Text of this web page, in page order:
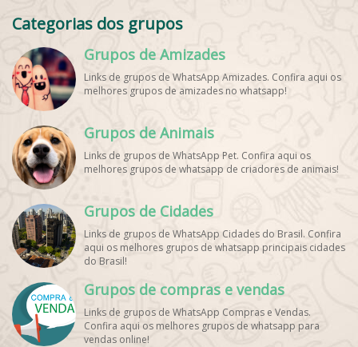
Categorias dos grupos
Grupos de Amizades
Links de grupos de WhatsApp Amizades. Confira aqui os
melhores grupos de amizades no whatsapp!
Grupos de Animais
Links de grupos de WhatsApp Pet. Confira aqui os
melhores grupos de whatsapp de criadores de animais!
Grupos de Cidades
Links de grupos de WhatsApp Cidades do Brasil. Confira
aqui os melhores grupos de whatsapp principais cidades
do Brasil!
Grupos de compras e vendas
Links de grupos de WhatsApp Compras e Vendas.
Confira aqui os melhores grupos de whatsapp para
vendas online!